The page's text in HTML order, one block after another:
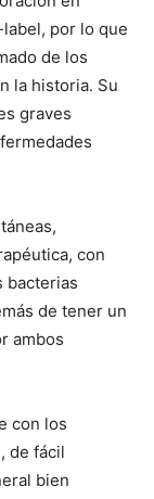
por lo que
de los
la historia. Su
graves
con
bacterias
de tener un
ambos
con los
de fácil
bien